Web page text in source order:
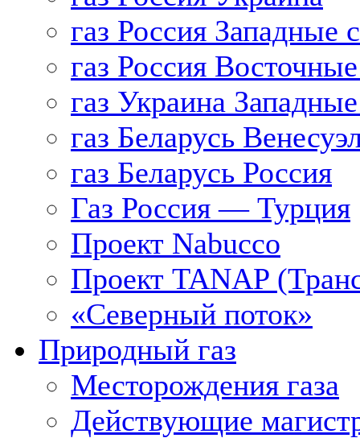
газ Россия Западные
газ Россия
газ Украина
газ Беларусь
газ Беларусь Россия
Газ Россия — Турция
Проект Nabucco
Проект TANAP
«Северный поток»
Природный газ
Месторождения газа
Действующие